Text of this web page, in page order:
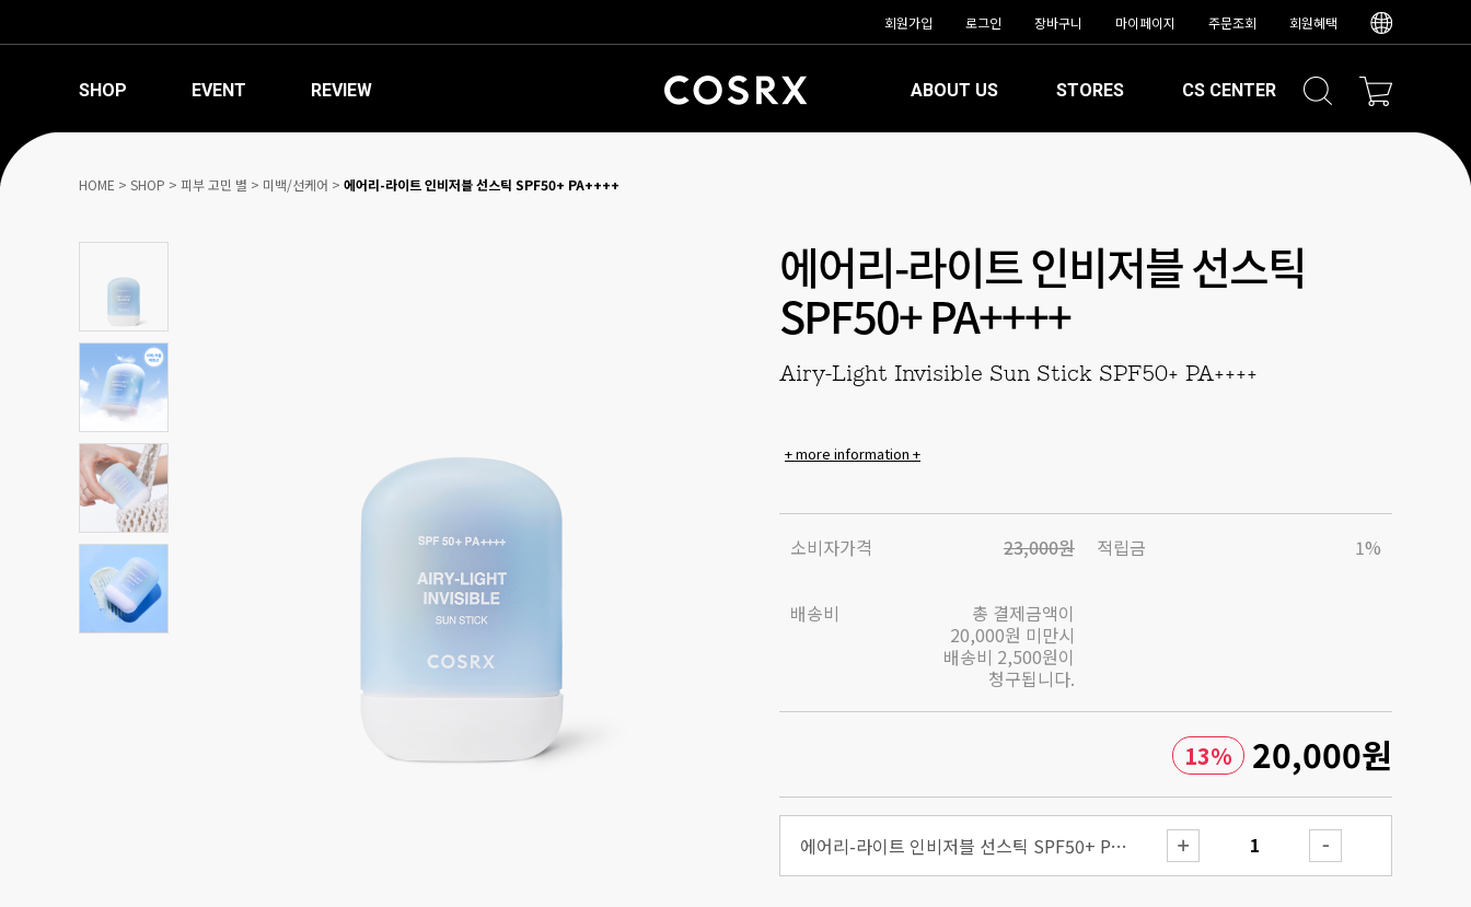
회원가입 로그인 장바구니 마이페이지 주문조회 회원혜택
SHOP EVENT REVIEW ABOUT US STORES CS CENTER
HOME > SHOP > 피부 고민 별 > 미백/선케어 > 에어리-라이트 인비저블 선스틱 SPF50+ PA++++
에어리-라이트 인비저블 선스틱
SPF50+ PA++++
Airy-Light Invisible Sun Stick SPF50+ PA++++
+ more information +
소비자가격 23,000원 적립금 1%
배송비
총 결제금액이
20,000원 미만시
배송비 2,500원이
청구됩니다.
13% 20,000원
에어리-라이트 인비저블 선스틱 SPF50+ PA++++